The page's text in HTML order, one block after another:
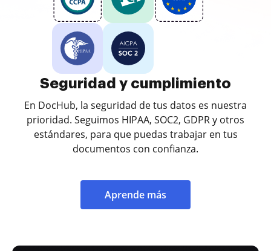
Seguridad y cumplimiento
En DocHub, la seguridad de tus datos es nuestra
prioridad. Seguimos HIPAA, SOC2, GDPR y otros
estándares, para que puedas trabajar en tus
documentos con confianza.
Aprende más